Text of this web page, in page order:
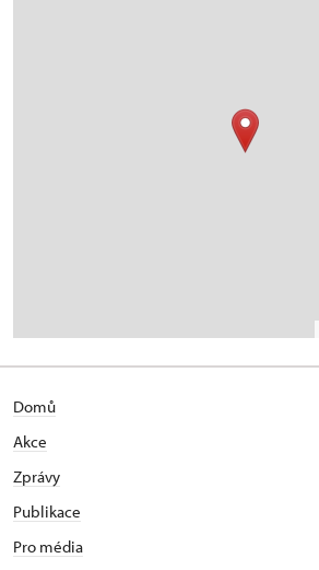
Domů
Akce
Zprávy
Publikace
Pro média